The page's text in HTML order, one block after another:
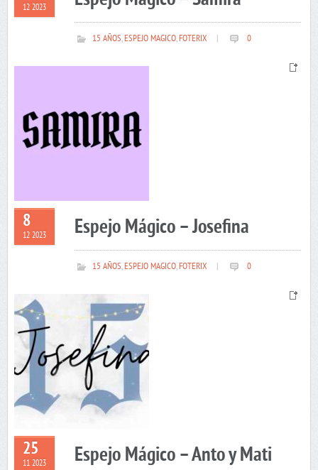
12 2023
15 AÑOS,ESPEJO MAGICO,FOTERIX 0
8
12 2023 Espejo Mágico – Josefina
15 AÑOS,ESPEJO MAGICO,FOTERIX 0
25
11 2023 Espejo Mágico – Anto y Mati